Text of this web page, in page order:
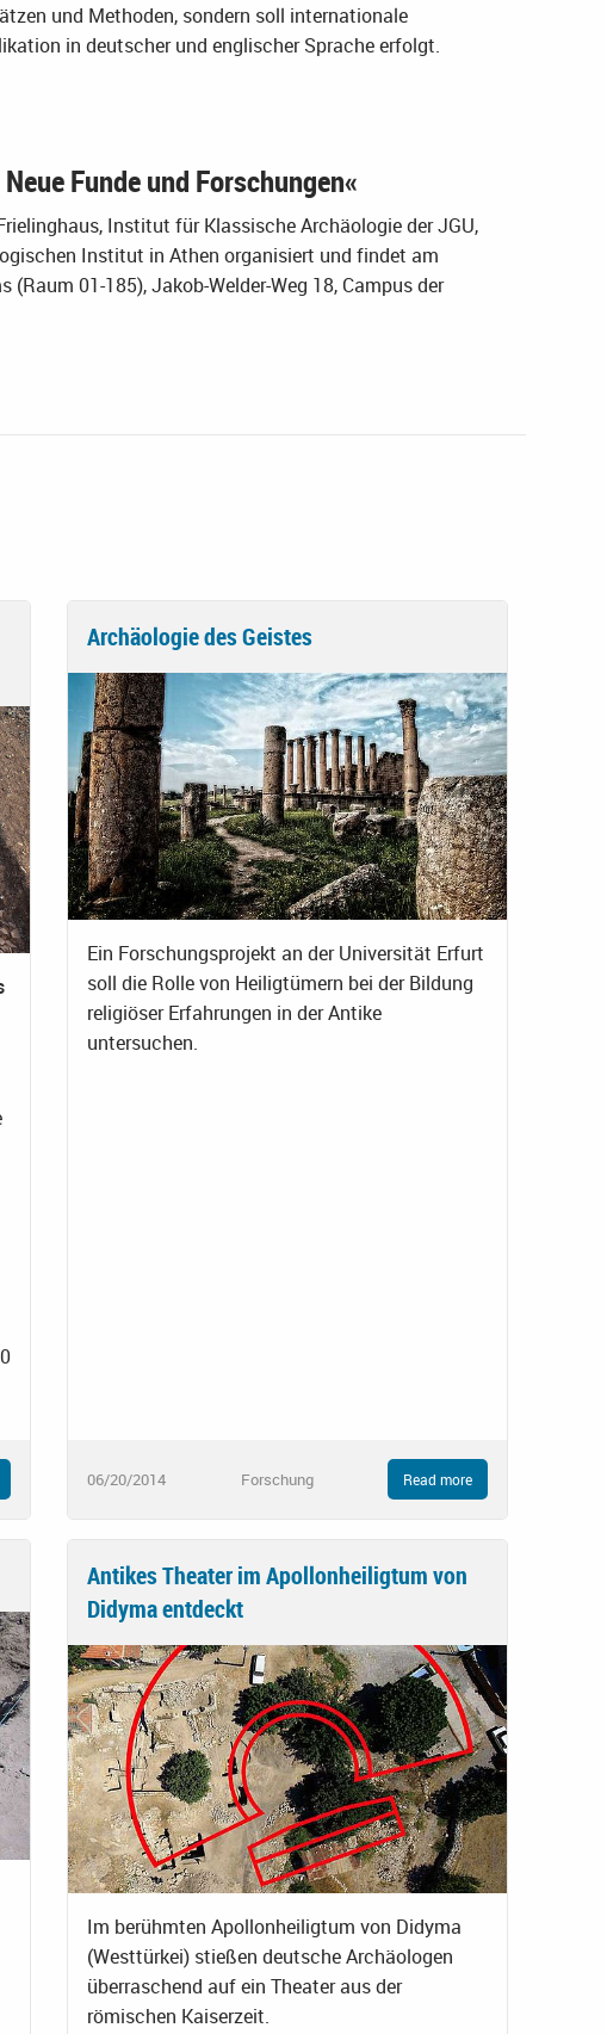
und Methoden, sondern soll internationale
in deutscher und englischer Sprache erfolgt.
Funde und Forschungen«
Institut für Klassische Archäologie der JGU,
Institut in Athen organisiert und findet am
01-185), Jakob-Welder-Weg 18, Campus der
Archäologie des Geistes
Ein Forschungsprojekt an der Universität Erfurt
soll die Rolle von Heiligtümern bei der Bildung
religiöser Erfahrungen in der Antike
untersuchen.
06/20/2014 Forschung Read more
Antikes Theater im Apollonheiligtum von
Didyma entdeckt
Im berühmten Apollonheiligtum von Didyma
(Westtürkei) stießen deutsche Archäologen
überraschend auf ein Theater aus der
römischen Kaiserzeit.